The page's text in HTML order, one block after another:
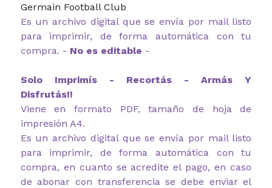
Germain Football Club
Es un archivo digital que se envía por mail listo
para imprimir, de forma automática con tu
compra. - No es editable -
Solo Imprimís - Recortás - Armás Y
Disfrutás!!
Viene en formato PDF, tamaño de hoja de
impresión A4.
Es un archivo digital que se envía por mail listo
para imprimir, de forma automática con tu
compra, en cuanto se acredite el pago, en caso
de abonar con transferencia se debe enviar el